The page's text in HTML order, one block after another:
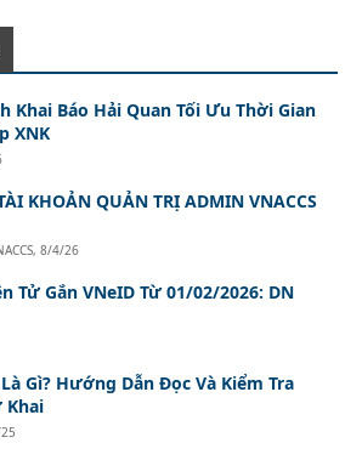
Khai Báo Hải Quan Tối Ưu Thời Gian
XNK
KHOẢN QUẢN TRỊ ADMIN VNACCS
,8/4/26
Tử Gắn VNeID Từ 01/02/2026: DN
Gì? Hướng Dẫn Đọc Và Kiểm Tra
Khai